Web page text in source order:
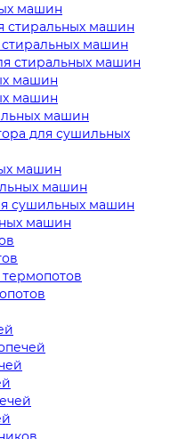
машин
стиральных машин
машин
стиральных машин
машин
машин
машин
для сушильных
машин
машин
сушильных машин
машин